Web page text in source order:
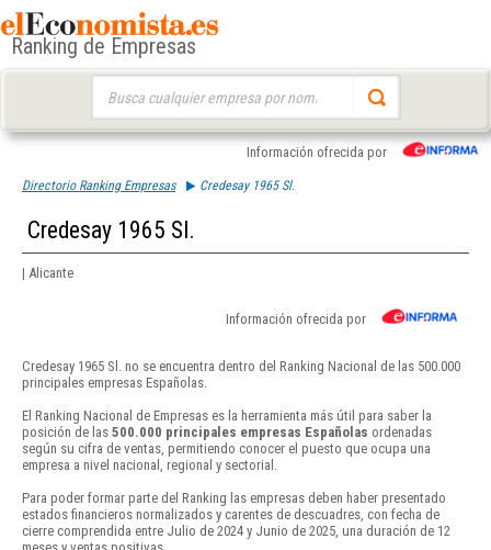
Ranking de Empresas
Información ofrecida por
Directorio Ranking Empresas Credesay 1965 Sl.
Credesay 1965 Sl.
| Alicante
Información ofrecida por
Credesay 1965 Sl. no se encuentra dentro del Ranking Nacional de las 500.000
principales empresas Españolas.
El Ranking Nacional de Empresas es la herramienta más útil para saber la
posición de las 500.000 principales empresas Españolas ordenadas
según su cifra de ventas, permitiendo conocer el puesto que ocupa una
empresa a nivel nacional, regional y sectorial.
Para poder formar parte del Ranking las empresas deben haber presentado
estados financieros normalizados y carentes de descuadres, con fecha de
cierre comprendida entre Julio de 2024 y Junio de 2025, una duración de 12